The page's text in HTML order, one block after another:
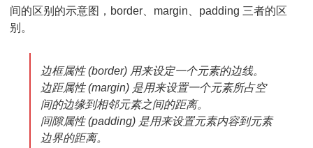
间的区别的示意图，border、margin、padding 三者的区
别。
边框属性 (border) 用来设定一个元素的边线。
边距属性 (margin) 是用来设置一个元素所占空
间的边缘到相邻元素之间的距离。
间隙属性 (padding) 是用来设置元素内容到元素
边界的距离。